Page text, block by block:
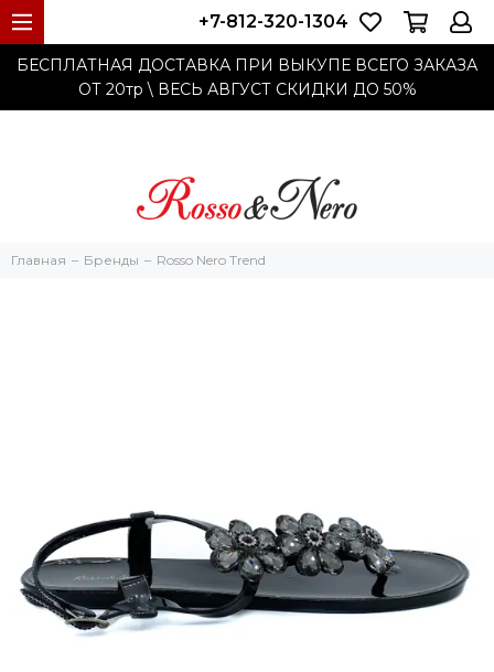
БЕСПЛАТНАЯ ДОСТАВКА ПРИ ВЫКУПЕ ВСЕГО ЗАКАЗА
ОТ 20тр \ ВЕСЬ АВГУСТ СКИДКИ ДО 50%
+7-812-320-1304
Главная Бренды Rosso Nero Trend